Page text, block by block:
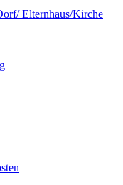
Elternhaus/Kirche